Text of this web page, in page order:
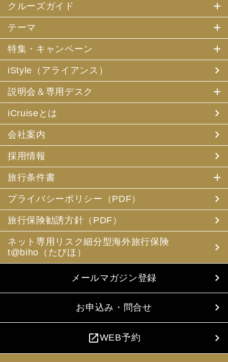
クルーズガイド
テーマ
特集・キャンペーン
iStyle（アライアンス）
説明会＆専用デスク
iCruiseとは
会社案内
採用情報
旅行条件書
プライバシーポリシー（PDF）
旅行保険勧誘方針（PDF）
ネット専用リスク細分型海外旅行保険
t@biho（たびほ）
メールマガジン登録
お申込み・問合せ
open_in_newWEB予約